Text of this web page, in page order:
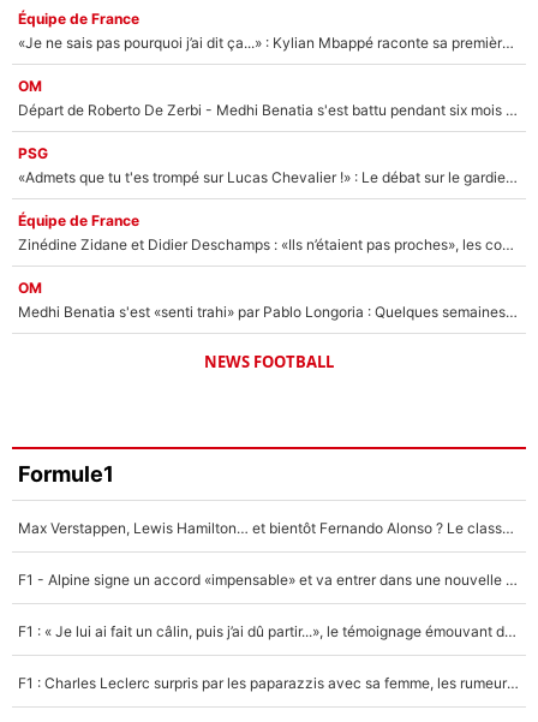
Équipe de France
«Je ne sais pas pourquoi j’ai dit ça...» : Kylian Mbappé raconte sa première rencontre avec Zinédine Zidane (et c’est très drôle)
OM
Départ de Roberto De Zerbi - Medhi Benatia s'est battu pendant six mois pour le retenir à l'OM, le PSG a été le naufrage de trop : «Je pars avec toi»
PSG
«Admets que tu t'es trompé sur Lucas Chevalier !» : Le débat sur le gardien du PSG vire au clash à l'After Foot
Équipe de France
Zinédine Zidane et Didier Deschamps : «Ils n’étaient pas proches», les confidences d’un membre de l’équipe de France 1998 sur leur relation spéciale
OM
Medhi Benatia s'est «senti trahi» par Pablo Longoria : Quelques semaines après son départ, l'ancien directeur de football de l'OM règle ses comptes
NEWS FOOTBALL
Formule1
Max Verstappen, Lewis Hamilton… et bientôt Fernando Alonso ? Le classement des pilotes les mieux payés en Formule 1 risque de changer !
F1 - Alpine signe un accord «impensable» et va entrer dans une nouvelle dimension : Grande nouvelle pour Pierre Gasly !
F1 : « Je lui ai fait un câlin, puis j’ai dû partir...», le témoignage émouvant de Max Verstappen sur sa fille
F1 : Charles Leclerc surpris par les paparazzis avec sa femme, les rumeurs étaient vraies !